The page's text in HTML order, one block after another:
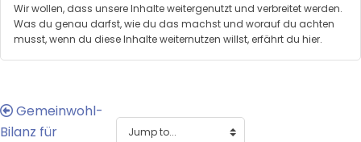
Wir wollen, dass unsere Inhalte weitergenutzt und verbreitet werden.
Was du genau darfst, wie du das machst und worauf du achten
musst, wenn du diese Inhalte weiternutzen willst, erfährt du hier.
Gemeinwohl-
Bilanz für